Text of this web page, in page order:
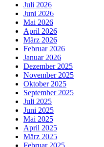
Juli 2026
Juni 2026
Mai 2026
April 2026
März 2026
Februar 2026
Januar 2026
Dezember 2025
November 2025
Oktober 2025
September 2025
Juli 2025
Juni 2025
Mai 2025
April 2025
März 2025
Februar 2025